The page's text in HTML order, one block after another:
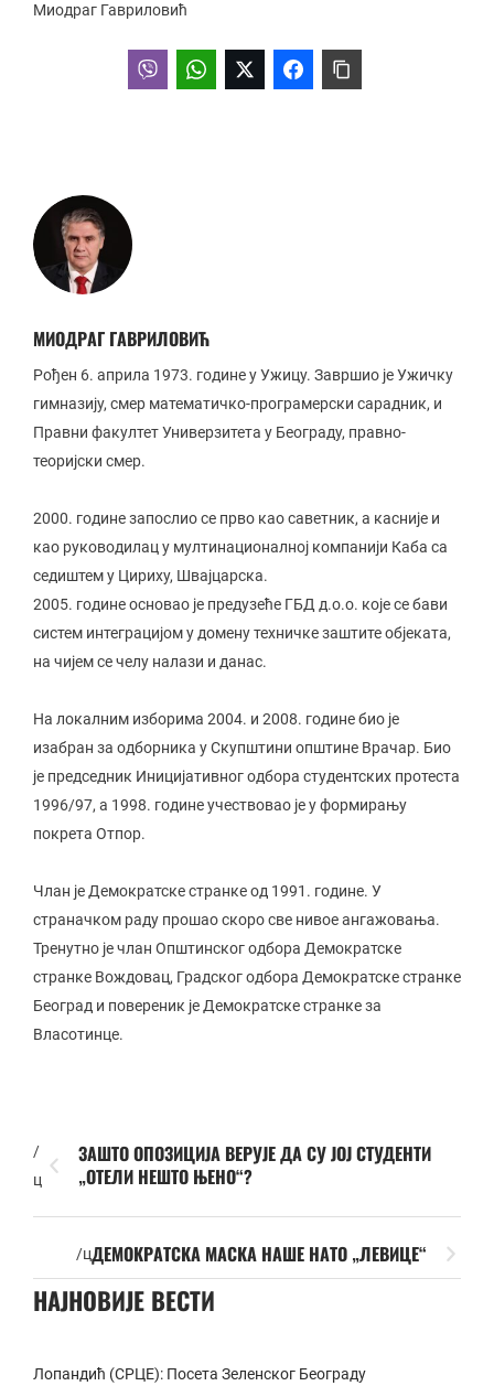
Миодраг Гавриловић
МИОДРАГ ГАВРИЛОВИЋ
Рођен 6. априла 1973. године у Ужицу. Завршио је Ужичку
гимназију, смер математичко-програмерски сарадник, и
Правни факултет Универзитета у Београду, правно-
теоријски смер.
2000. године запослио се прво као саветник, а касније и
као руководилац у мултинационалној компанији Каба са
седиштем у Цириху, Швајцарска.
2005. године основао је предузеће ГБД д.о.о. које се бави
систем интеграцијом у домену техничке заштите објеката,
на чијем се челу налази и данас.
На локалним изборима 2004. и 2008. године био је
изабран за одборника у Скупштини општине Врачар. Био
је председник Иницијативног одбора студентских протеста
1996/97, а 1998. године учествовао је у формирању
покрета Отпор.
Члан је Демократске странке од 1991. године. У
страначком раду прошао скоро све нивое ангажовања.
Тренутно је члан Општинског одбора Демократске
странке Вождовац, Градског одбора Демократске странке
Београд и повереник је Демократске странке за
Власотинце.
/
ц
ЗАШТО ОПОЗИЦИЈА ВЕРУЈЕ ДА СУ ЈОЈ СТУДЕНТИ
„ОТЕЛИ НЕШТО ЊЕНО“?
/цДЕМОКРАТСКА МАСКА НАШЕ НАТО „ЛЕВИЦЕ“
НАЈНОВИЈЕ ВЕСТИ
Лопандић (СРЦЕ): Посета Зеленског Београду